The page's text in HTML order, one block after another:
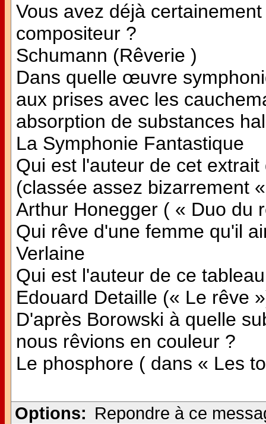
Vous avez déjà
compositeur ?
Schumann (Rêverie )
Dans quelle œuvre
aux prises avec les
absorption de substances
La Symphonie Fantastique
Qui est l'auteur de cet
(classée assez bizarrement
Arthur Honegger ( « Duo du
Qui rêve d'une femme qu'il
Verlaine
Qui est l'auteur de ce
Edouard Detaille (« Le rêve
D'après Borowski à quelle
nous rêvions en couleur ?
Le phosphore ( dans « Les
Options: Repondre à ce